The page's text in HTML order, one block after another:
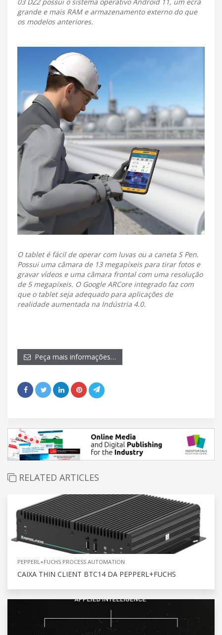
grande e mais RAM e armazenamento externo do que
os modelos anteriores.
O tablet é fácil de operar com luvas ou a caneta S Pen.
Possui uma câmara de 13 megapíxeis para tirar fotos e
gravar vídeos e uma câmara frontal com uma resolução
de 5 megapíxeis. O Google ARCore integrado faz com
que o tablet seja adequado para aplicações de
realidade aumentada na Indústria 4.0.
Peça mais informações…
RELATED ARTICLES
PEPPERL+FUCHS PROCESS AUTOMATION
CAIXA THIN CLIENT BTC14 DA PEPPERL+FUCHS